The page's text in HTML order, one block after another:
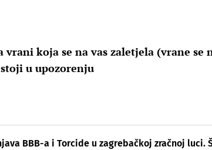
vrani koja se na vas zaletjela (vrane se
u upozorenju
BBB-a i Torcide u zagrebačkoj zračnoj luci.